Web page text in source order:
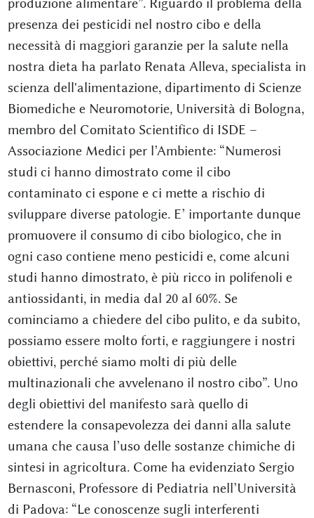
presenza dei pesticidi nel nostro cibo e della
necessità di maggiori garanzie per la salute nella
nostra dieta ha parlato Renata Alleva, specialista in
scienza dell'alimentazione, dipartimento di Scienze
Biomediche e Neuromotorie, Università di Bologna,
membro del Comitato Scientifico di ISDE –
Associazione Medici per l’Ambiente: “Numerosi
studi ci hanno dimostrato come il cibo
contaminato ci espone e ci mette a rischio di
sviluppare diverse patologie. E’ importante dunque
promuovere il consumo di cibo biologico, che in
ogni caso contiene meno pesticidi e, come alcuni
studi hanno dimostrato, è più ricco in polifenoli e
antiossidanti, in media dal 20 al 60%. Se
cominciamo a chiedere del cibo pulito, e da subito,
possiamo essere molto forti, e raggiungere i nostri
obiettivi, perché siamo molti di più delle
multinazionali che avvelenano il nostro cibo”. Uno
degli obiettivi del manifesto sarà quello di
estendere la consapevolezza dei danni alla salute
umana che causa l’uso delle sostanze chimiche di
sintesi in agricoltura. Come ha evidenziato Sergio
Bernasconi, Professore di Pediatria nell’Università
di Padova: “Le conoscenze sugli interferenti